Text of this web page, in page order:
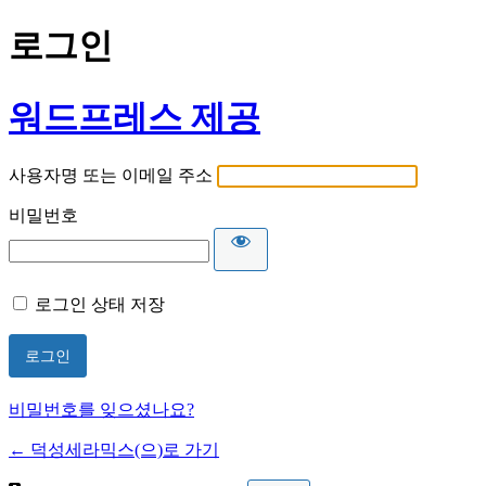
로그인
워드프레스 제공
사용자명 또는 이메일 주소
비밀번호
로그인 상태 저장
비밀번호를 잊으셨나요?
← 덕성세라믹스(으)로 가기